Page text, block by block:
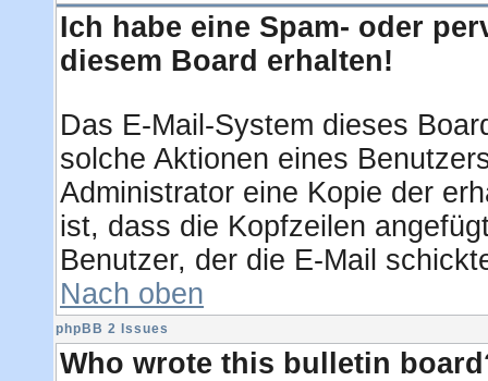
Ich habe eine Spam- oder
diesem Board erhalten!
Das E-Mail-System dieses
solche Aktionen eines
Administrator eine Kopie der
ist, dass die Kopfzeilen
Benutzer, der die E-Mail
Nach oben
phpBB 2 Issues
Who wrote this bulletin